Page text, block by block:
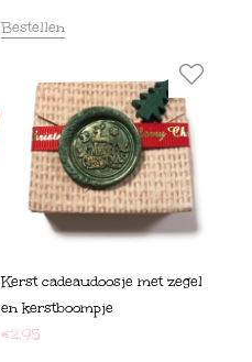
Bestellen
Kerst cadeaudoosje met zegel
en kerstboompje
€2,95